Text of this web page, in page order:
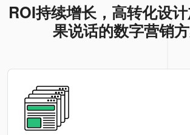
ROI持续增长，高转化设
果说话的数字营销